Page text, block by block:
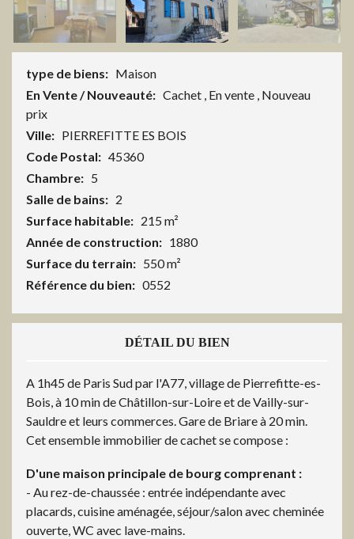
type de biens: Maison
En Vente / Nouveauté: Cachet , En vente , Nouveau
prix
Ville: PIERREFITTE ES BOIS
Code Postal: 45360
Chambre: 5
Salle de bains: 2
Surface habitable: 215 m²
Année de construction: 1880
Surface du terrain: 550 m²
Référence du bien: 0552
DÉTAIL DU BIEN
A 1h45 de Paris Sud par l'A77, village de Pierrefitte-es-
Bois, à 10 min de Châtillon-sur-Loire et de Vailly-sur-
Sauldre et leurs commerces. Gare de Briare à 20 min.
Cet ensemble immobilier de cachet se compose :
D'une maison principale de bourg comprenant :
- Au rez-de-chaussée : entrée indépendante avec
placards, cuisine aménagée, séjour/salon avec cheminée
ouverte, WC avec lave-mains.